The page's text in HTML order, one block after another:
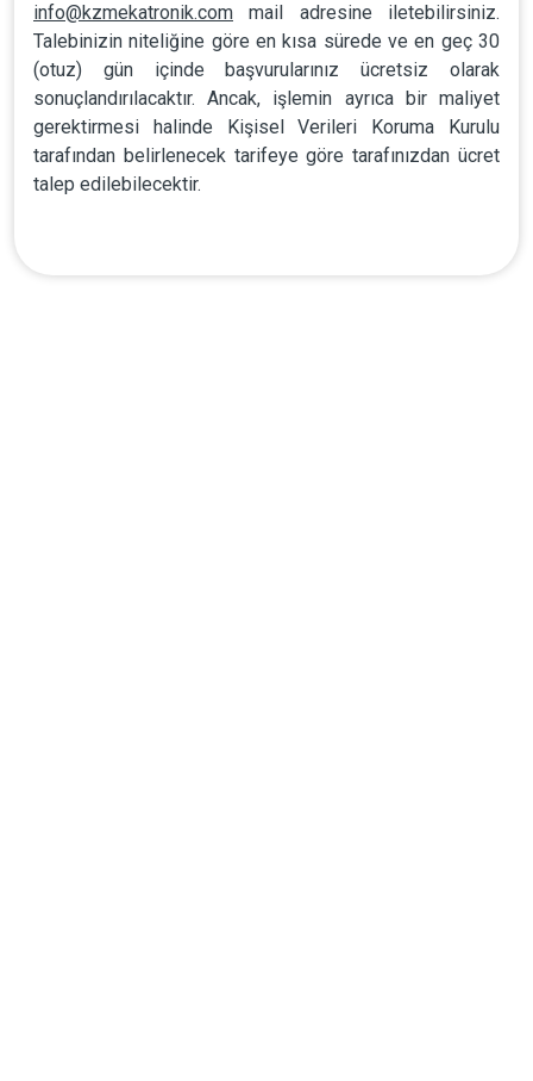
info@kzmekatronik.com mail adresine iletebilirsiniz.
Talebinizin niteliğine göre en kısa sürede ve en geç 30
(otuz) gün içinde başvurularınız ücretsiz olarak
sonuçlandırılacaktır. Ancak, işlemin ayrıca bir maliyet
gerektirmesi halinde Kişisel Verileri Koruma Kurulu
tarafından belirlenecek tarifeye göre tarafınızdan ücret
talep edilebilecektir.